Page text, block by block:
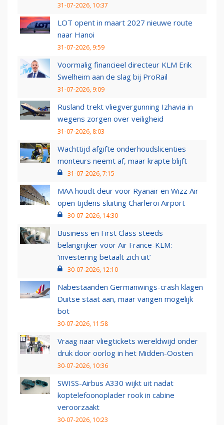
31-07-2026, 10:37
LOT opent in maart 2027 nieuwe route
naar Hanoi
31-07-2026, 9:59
Voormalig financieel directeur KLM Erik
Swelheim aan de slag bij ProRail
31-07-2026, 9:09
Rusland trekt vliegvergunning Izhavia in
wegens zorgen over veiligheid
31-07-2026, 8:03
Wachttijd afgifte onderhoudslicenties
monteurs neemt af, maar krapte blijft
31-07-2026, 7:15
MAA houdt deur voor Ryanair en Wizz Air
open tijdens sluiting Charleroi Airport
30-07-2026, 14:30
Business en First Class steeds
belangrijker voor Air France-KLM:
‘investering betaalt zich uit’
30-07-2026, 12:10
Nabestaanden Germanwings-crash klagen
Duitse staat aan, maar vangen mogelijk
bot
30-07-2026, 11:58
Vraag naar vliegtickets wereldwijd onder
druk door oorlog in het Midden-Oosten
30-07-2026, 10:36
SWISS-Airbus A330 wijkt uit nadat
koptelefoonoplader rook in cabine
veroorzaakt
30-07-2026, 10:23